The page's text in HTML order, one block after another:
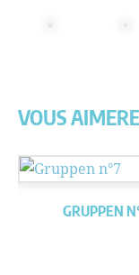
VOUS
GRUPPEN